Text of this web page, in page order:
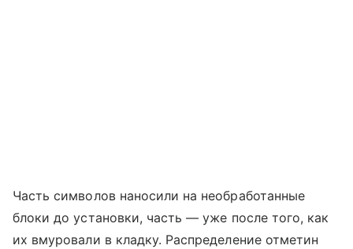
Часть символов наносили на необработанные
блоки до установки, часть — уже после того, как
их вмуровали в кладку. Распределение отметин